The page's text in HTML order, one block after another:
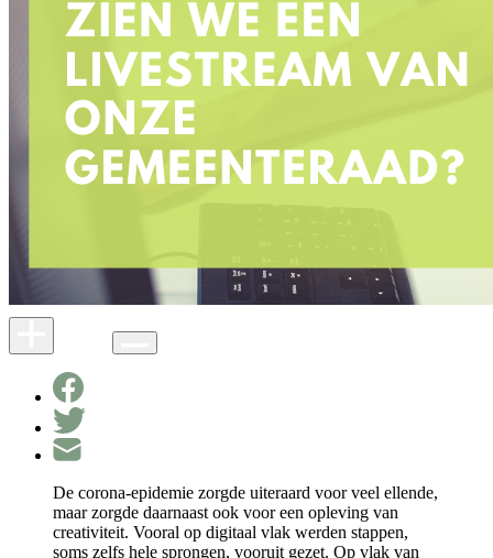
De corona-epidemie zorgde uiteraard voor veel ellende,
maar zorgde daarnaast ook voor een opleving van
creativiteit. Vooral op digitaal vlak werden stappen,
soms zelfs hele sprongen, vooruit gezet. Op vlak van